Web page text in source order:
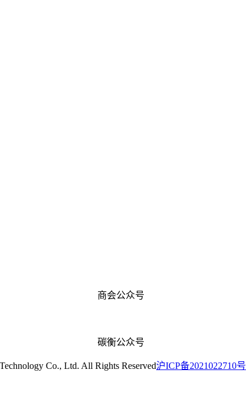
商会公众号
碳衡公众号
Co., Ltd. All Rights Reserved沪ICP备2021022710号